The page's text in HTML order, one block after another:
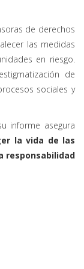
de derechos
las medidas
en riesgo.
de
sociales y
informe asegura
la vida de las
responsabilidad